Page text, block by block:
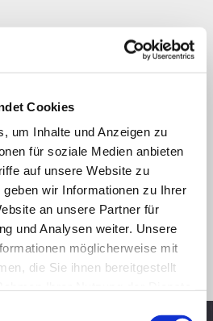
Cookies
um Inhalte und Anzeigen zu
für soziale Medien anbieten
auf unsere Website zu
wir Informationen zu Ihrer
an unsere Partner für
und Analysen weiter. Unsere
möglicherweise mit
die Sie ihnen bereitgestellt
und stressfrei zu Ihrem
jede andere medizinische
holen wir Sie nach
wie zum Beispiel im
Bestrahlung oder
auf unseren zuverlässigen
verlassen. Bei Bedarf
transportieren. Der
ist für uns ebenfalls
eines
rechnen wir direkt mit